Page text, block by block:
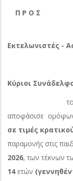
Π Ρ Ο Σ
Εκτελωνιστές -
Κύριοι
το
αποφάσισε
σε τιμές
παραμονής στις
2026, των τέκνων
14 ετών